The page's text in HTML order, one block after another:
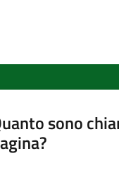
sono